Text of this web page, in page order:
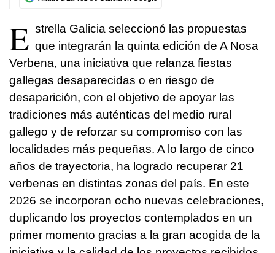
E strella Galicia seleccionó las propuestas
que integrarán la quinta edición de A Nosa
Verbena, una iniciativa que relanza fiestas
gallegas desaparecidas o en riesgo de
desaparición, con el objetivo de apoyar las
tradiciones más auténticas del medio rural
gallego y de reforzar su compromiso con las
localidades más pequeñas. A lo largo de cinco
años de trayectoria, ha logrado recuperar 21
verbenas en distintas zonas del país. En este
2026 se incorporan ocho nuevas celebraciones,
duplicando los proyectos contemplados en un
primer momento gracias a la gran acogida de la